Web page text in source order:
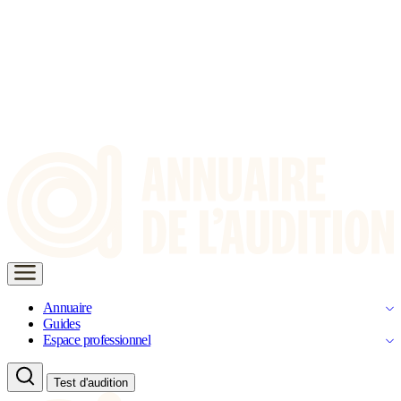
Annuaire
Guides
Espace professionnel
Test d'audition